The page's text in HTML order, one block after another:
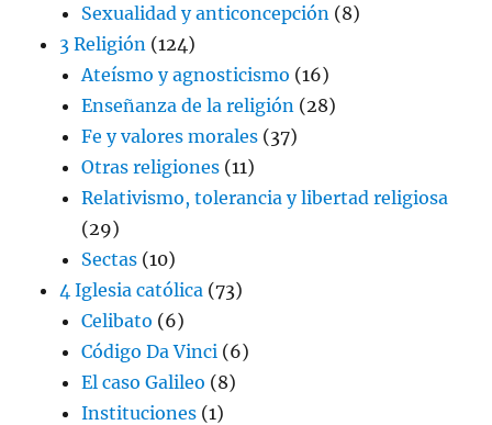
Sexualidad y anticoncepción (8)
3 Religión (124)
Ateísmo y agnosticismo (16)
Enseñanza de la religión (28)
Fe y valores morales (37)
Otras religiones (11)
Relativismo, tolerancia y libertad religiosa
(29)
Sectas (10)
4 Iglesia católica (73)
Celibato (6)
Código Da Vinci (6)
El caso Galileo (8)
Instituciones (1)